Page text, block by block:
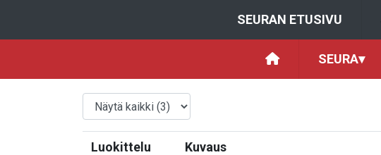
SEURAN ETUSIVU
SEURA▾
Luokittelu Kuvaus